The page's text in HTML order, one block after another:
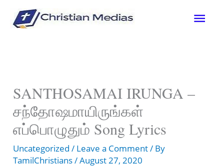
SANTHOSAMAI IRUNGA –
சந்தோஷமாயிருங்கள்
எப்பொழுதும் Song Lyrics
Uncategorized / Leave a Comment/ By
TamilChristians/August 27, 2020